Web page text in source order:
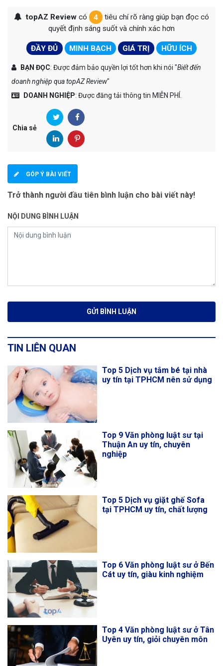
topAZ Reviewcó 4
tiêu chí rõ ràng giúp bạn đọc có
quyết định sáng suốt và chính xác hơn
ĐẦY ĐỦ MINH BẠCH GIÁ TRỊ HỮU ÍCH
BẠN ĐỌC: Được đảm bảo quyền lợi tốt hơn khi nói "Biết đến
doanh nghiệp qua topAZ Review"
DOANH NGHIỆP: Được đăng tải thông tin MIỄN PHÍ.
Chia sẻ
GÓP Ý BÀI VIẾT
Trở thành người đầu tiên bình luận cho bài viết này!
NỘI DUNG BÌNH LUẬN
TIN LIÊN QUAN
Top 5 Dịch vụ tắm bé tại nhà
uy tín tại TPHCM nên sử dụng
Top 9 Văn phòng luật sư tại
Thuận An uy tín, chuyên
nghiệp
Top 5 Dịch vụ giặt ghế Sofa
tại TPHCM uy tín, chất lượng
Top 6 Văn phòng luật sư ở Bến
Cát uy tín, giàu kinh nghiệm
Top 4 Văn phòng luật sư ở Tân
Uyên uy tín, giỏi chuyên môn